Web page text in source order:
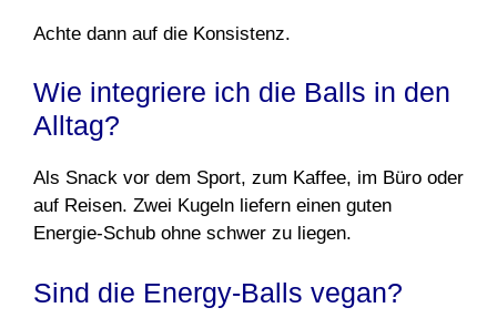
Achte dann auf die Konsistenz.
Wie integriere ich die Balls in den
Alltag?
Als Snack vor dem Sport, zum Kaffee, im Büro oder
auf Reisen. Zwei Kugeln liefern einen guten
Energie-Schub ohne schwer zu liegen.
Sind die Energy-Balls vegan?